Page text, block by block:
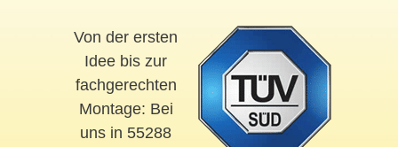
Von der ersten
Idee bis zur
fachgerechten
Montage: Bei
uns in 55288